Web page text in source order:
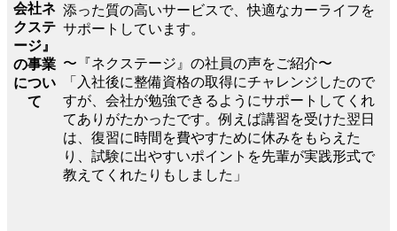
会社ネ
クステ
ージ』
の事業
につい
て
添った質の高いサービスで、快適なカーライフを
サポートしています。
〜『ネクステージ』の社員の声をご紹介〜
「入社後に整備資格の取得にチャレンジしたので
すが、会社が勉強できるようにサポートしてくれ
てありがたかったです。例えば講習を受けた翌日
は、復習に時間を費やすために休みをもらえた
り、試験に出やすいポイントを先輩が実践形式で
教えてくれたりもしました」